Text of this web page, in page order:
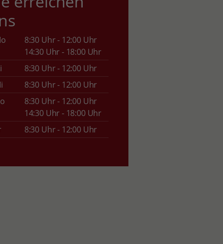
8:30 Uhr - 12:00 Uhr
14:30 Uhr - 18:00 Uhr
8:30 Uhr - 12:00 Uhr
8:30 Uhr - 12:00 Uhr
8:30 Uhr - 12:00 Uhr
14:30 Uhr - 18:00 Uhr
8:30 Uhr - 12:00 Uhr